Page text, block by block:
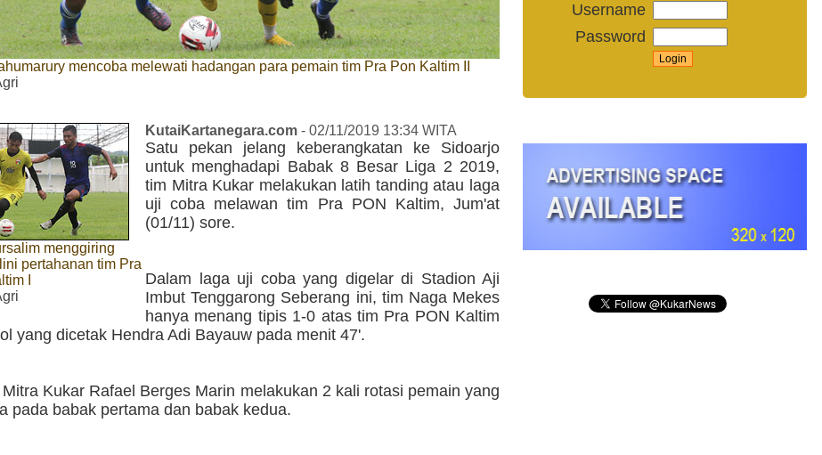
mencoba melewati hadangan para pemain tim Pra Pon Kaltim II
menggiring
pertahanan tim Pra
I
KutaiKartanegara.com - 02/11/2019 13:34 WITA
Satu pekan jelang keberangkatan ke Sidoarjo
untuk menghadapi Babak 8 Besar Liga 2 2019,
tim Mitra Kukar melakukan latih tanding atau laga
uji coba melawan tim Pra PON Kaltim, Jum'at
(01/11) sore.
Dalam laga uji coba yang digelar di Stadion Aji
Imbut Tenggarong Seberang ini, tim Naga Mekes
hanya menang tipis 1-0 atas tim Pra PON Kaltim
yang dicetak Hendra Adi Bayauw pada menit 47'.
Kukar Rafael Berges Marin melakukan 2 kali rotasi pemain yang
pada babak pertama dan babak kedua.
Username
Password